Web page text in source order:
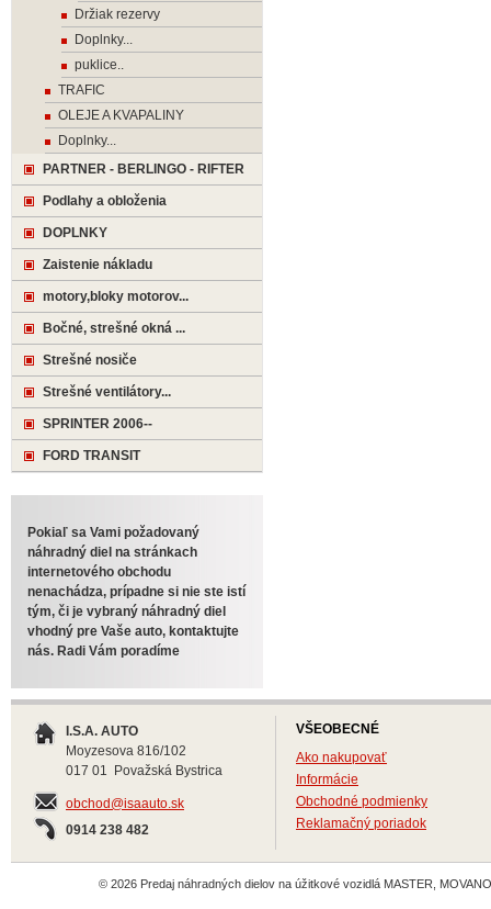
Držiak rezervy
Doplnky...
puklice..
TRAFIC
OLEJE A KVAPALINY
Doplnky...
PARTNER - BERLINGO - RIFTER
Podlahy a obloženia
DOPLNKY
Zaistenie nákladu
motory,bloky motorov...
Bočné, strešné okná ...
Strešné nosiče
Strešné ventilátory...
SPRINTER 2006--
FORD TRANSIT
Pokiaľ sa Vami požadovaný
náhradný diel na stránkach
internetového obchodu
nenachádza, prípadne si nie ste istí
tým, či je vybraný náhradný diel
vhodný pre Vaše auto, kontaktujte
nás. Radi Vám poradíme
I.S.A. AUTO
Moyzesova 816/102
017 01 Považská Bystrica
obchod@isaauto.sk
0914 238 482
VŠEOBECNÉ
Ako nakupovať
Informácie
Obchodné podmienky
Reklamačný poriadok
© 2026 Predaj náhradných dielov na úžitkové vozidlá MASTER,